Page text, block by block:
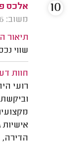
אלכס
משוב: 08/03/2026
תיאור
שווי
חוות
רועי
10